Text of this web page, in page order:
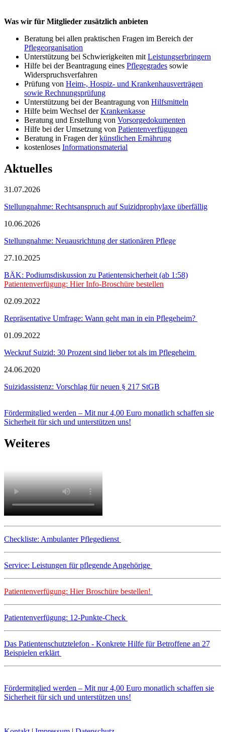
Was wir für Mitglieder zusätzlich anbieten
Beratung bei allen praktischen Fragen im Bereich der
Pflegeorganisation
Unterstützung bei Schwierigkeiten mit Leistungserbringern
Hilfe bei der Beantragung eines Pflegegrades sowie
Widerspruchsverfahren
Prüfung von Heim-, Hospiz- und Krankenhausverträgen
sowie Rechnungsprüfung
Unterstützung bei der Beantragung von Hilfsmitteln
Hilfe beim Wechsel derKrankenkasse
Beratung und Erstellung von Vorsorgedokumenten
Hilfe bei der Umsetzung von Patientenverfügungen
Beratung in Fragen derkünstlichen Ernährung
kostenloses Informationsmaterial
Aktuelles
31.07.2026
Stellungnahme: Rechtsanspruch auf Suizidprophylaxe überfällig
10.06.2026
Stellungnahme: Neuausrichtung der stationären Pflege
27.10.2025
BÄK: Podiumsdiskussion zu Patientensicherheit (ab 1:58)
Patientenverfügung: Hier Info-Broschüre bestellen
02.09.2022
Repräsentative Umfrage: Wann geht man in ein Pflegeheim?
01.09.2022
Weckruf Suizid: 30 Prozent sind lieber tot als im Pflegeheim
24.06.2020
Suizidassistenz: Vorschlag für neuen § 217 StGB
Fördermitglied werden – Mit nur 4,00 Euro monatlich schaffen sie
Sicherheit für sich und unterstützen uns!
Weiteres
Checkliste: Ambulanter Pflegedienst
Service: Leistungen für pflegende Angehörige
Patientenverfügung: Hier Broschüre bestellen!
Patientenverfügung: 12-Punkte-Check
Das Patientenschutztelefon - Konkrete Hilfe für Betroffene an 27
Beispielen erklärt
Fördermitglied werden – Mit nur 4,00 Euro monatlich schaffen sie
Sicherheit für sich und unterstützen uns!